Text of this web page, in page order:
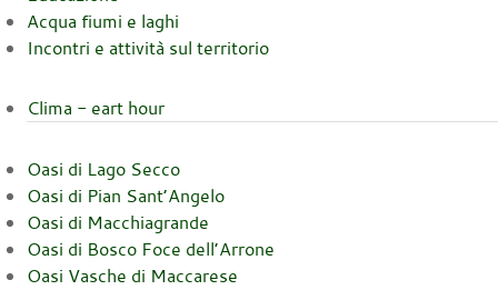
Acqua fiumi e laghi
Incontri e attività sul territorio
Clima - eart hour
Oasi di Lago Secco
Oasi di Pian Sant’Angelo
Oasi di Macchiagrande
Oasi di Bosco Foce dell’Arrone
Oasi Vasche di Maccarese